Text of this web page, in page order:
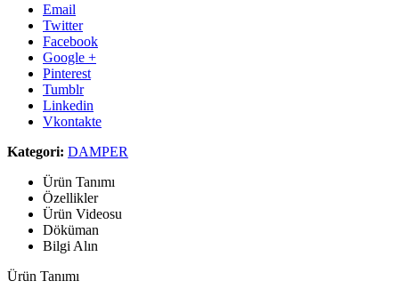
Email
Twitter
Facebook
Google +
Pinterest
Tumblr
Linkedin
Vkontakte
Kategori: DAMPER
Ürün Tanımı
Özellikler
Ürün Videosu
Döküman
Bilgi Alın
Ürün Tanımı